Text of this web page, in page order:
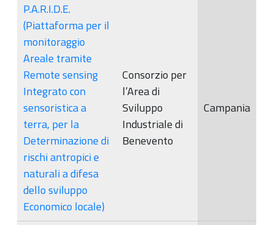
P.A.R.I.D.E.
(Piattaforma per il
monitoraggio
Areale tramite
Remote sensing
Integrato con
sensoristica a
terra, per la
Determinazione di
rischi antropici e
naturali a difesa
dello sviluppo
Economico locale)
Consorzio per
l’Area di
Sviluppo
Industriale di
Benevento
Campania